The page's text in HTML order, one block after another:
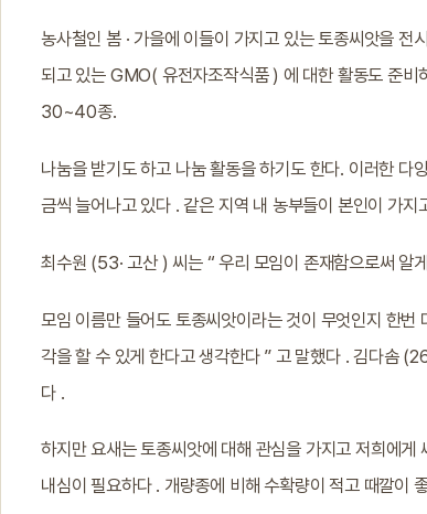
농사철인 봄 · 가을에 이들이 가지고 있는 토종씨앗을
되고 있는 GMO( 유전자조작식품 ) 에 대한 활동도 준비
30~40종.
나눔을 받기도 하고 나눔 활동을 하기도 한다. 이러한 다
금씩 늘어나고 있다 . 같은 지역 내 농부들이 본인이 가
최수원 (53· 고산 ) 씨는 “ 우리 모임이 존재함으로써 알
모임 이름만 들어도 토종씨앗이라는 것이 무엇인지 한
각을 할 수 있게 한다고 생각한다 ” 고 말했다 . 김다솜
다 .
하지만 요새는 토종씨앗에 대해 관심을 가지고 저희에
내심이 필요하다 . 개량종에 비해 수확량이 적고 때깔이